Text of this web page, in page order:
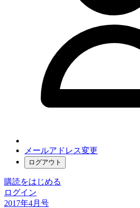
メールアドレス変更
ログアウト
購読をはじめる
ログイン
2017年4月号